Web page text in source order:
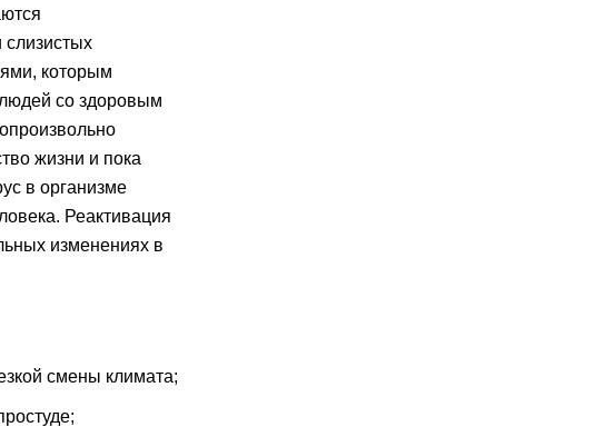
которым
со здоровым
жизни и пока
в организме
Реактивация
изменениях в
смены климата;